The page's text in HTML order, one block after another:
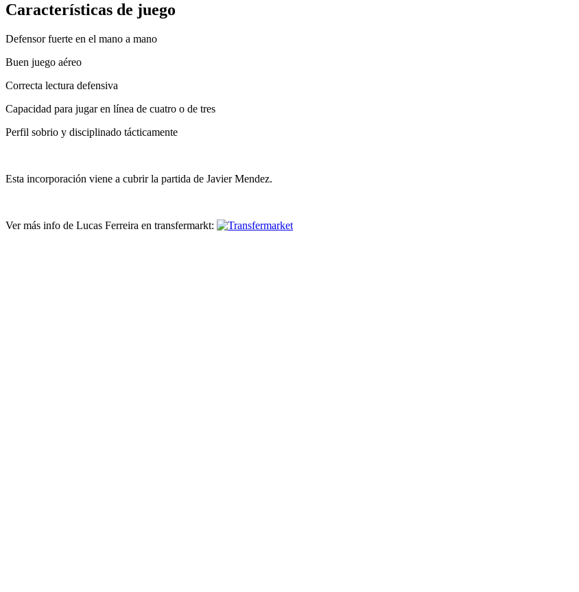
Características de juego
Defensor fuerte en el mano a mano
Buen juego aéreo
Correcta lectura defensiva
Capacidad para jugar en línea de cuatro o de tres
Perfil sobrio y disciplinado tácticamente
Esta incorporación viene a cubrir la partida de Javier Mendez.
Ver más info de Lucas Ferreira en transfermarkt: